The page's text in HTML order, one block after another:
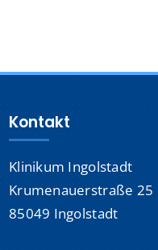
Kontakt
Karriere
Suche
nach:
Kontakt
Klinikum Ingolstadt
Krumenauerstraße 25
85049 Ingolstadt